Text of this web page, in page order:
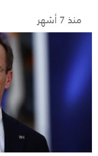
منذ 7 أشهر